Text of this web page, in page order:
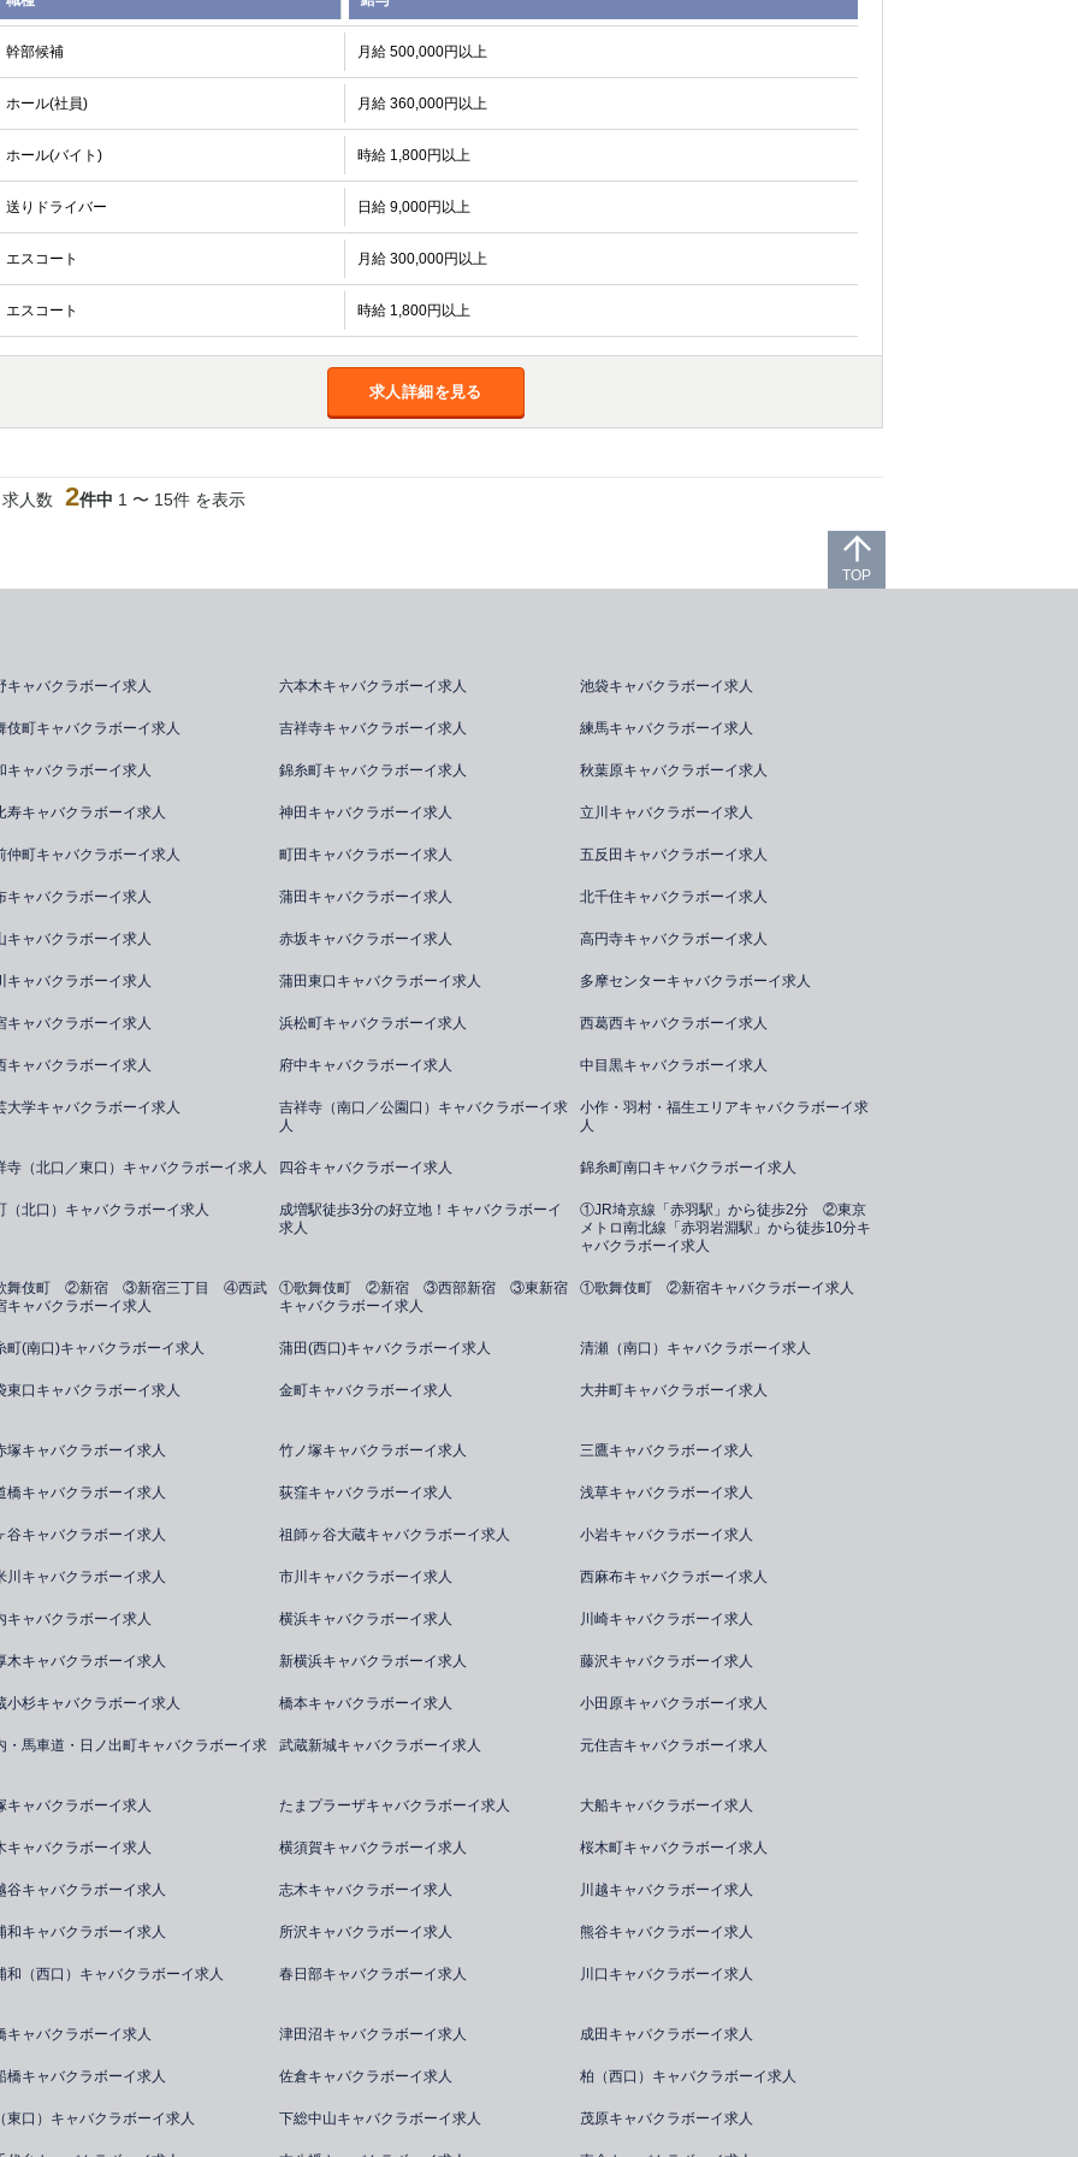
幹部候補 月給 500,000円以上
ホール(社員) 月給 360,000円以上
ホール(バイト) 時給 1,800円以上
送りドライバー 日給 9,000円以上
エスコート 月給 300,000円以上
エスコート 時給 1,800円以上
求人詳細を見る
人数 2件中 1 〜 15件 を表示
キャバクラボーイ求人 六本木キャバクラボーイ求人 池袋キャバクラボーイ求人
伎町キャバクラボーイ求人 吉祥寺キャバクラボーイ求人 練馬キャバクラボーイ求人
キャバクラボーイ求人 錦糸町キャバクラボーイ求人 秋葉原キャバクラボーイ求人
寿キャバクラボーイ求人 神田キャバクラボーイ求人 立川キャバクラボーイ求人
仲町キャバクラボーイ求人 町田キャバクラボーイ求人 五反田キャバクラボーイ求人
キャバクラボーイ求人 蒲田キャバクラボーイ求人 北千住キャバクラボーイ求人
キャバクラボーイ求人 赤坂キャバクラボーイ求人 高円寺キャバクラボーイ求人
キャバクラボーイ求人 蒲田東口キャバクラボーイ求人 多摩センターキャバクラボーイ求人
キャバクラボーイ求人 浜松町キャバクラボーイ求人 西葛西キャバクラボーイ求人
キャバクラボーイ求人 府中キャバクラボーイ求人 中目黒キャバクラボーイ求人
大学キャバクラボーイ求人
吉祥寺（南口／公園口）キャバクラボーイ求
人
小作・羽村・福生エリアキャバクラボーイ求
人
寺（北口／東口）キャバクラボーイ求人 四谷キャバクラボーイ求人 錦糸町南口キャバクラボーイ求人
（北口）キャバクラボーイ求人
成増駅徒歩3分の好立地！キャバクラボーイ
求人
①JR埼京線「赤羽駅」から徒歩2分 ②東京
メトロ南北線「赤羽岩淵駅」から徒歩10分キ
ャバクラボーイ求人
舞伎町 ②新宿 ③新宿三丁目 ④西武
キャバクラボーイ求人
①歌舞伎町 ②新宿 ③西部新宿 ③東新宿
キャバクラボーイ求人
①歌舞伎町 ②新宿キャバクラボーイ求人
町(南口)キャバクラボーイ求人 蒲田(西口)キャバクラボーイ求人 清瀬（南口）キャバクラボーイ求人
東口キャバクラボーイ求人 金町キャバクラボーイ求人 大井町キャバクラボーイ求人
塚キャバクラボーイ求人 竹ノ塚キャバクラボーイ求人 三鷹キャバクラボーイ求人
橋キャバクラボーイ求人 荻窪キャバクラボーイ求人 浅草キャバクラボーイ求人
谷キャバクラボーイ求人 祖師ヶ谷大蔵キャバクラボーイ求人 小岩キャバクラボーイ求人
川キャバクラボーイ求人 市川キャバクラボーイ求人 西麻布キャバクラボーイ求人
キャバクラボーイ求人 横浜キャバクラボーイ求人 川崎キャバクラボーイ求人
木キャバクラボーイ求人 新横浜キャバクラボーイ求人 藤沢キャバクラボーイ求人
小杉キャバクラボーイ求人 橋本キャバクラボーイ求人 小田原キャバクラボーイ求人
・馬車道・日ノ出町キャバクラボーイ求 武蔵新城キャバクラボーイ求人 元住吉キャバクラボーイ求人
キャバクラボーイ求人 たまプラーザキャバクラボーイ求人 大船キャバクラボーイ求人
キャバクラボーイ求人 横須賀キャバクラボーイ求人 桜木町キャバクラボーイ求人
谷キャバクラボーイ求人 志木キャバクラボーイ求人 川越キャバクラボーイ求人
和キャバクラボーイ求人 所沢キャバクラボーイ求人 熊谷キャバクラボーイ求人
和（西口）キャバクラボーイ求人 春日部キャバクラボーイ求人 川口キャバクラボーイ求人
キャバクラボーイ求人 津田沼キャバクラボーイ求人 成田キャバクラボーイ求人
橋キャバクラボーイ求人 佐倉キャバクラボーイ求人 柏（西口）キャバクラボーイ求人
東口）キャバクラボーイ求人 下総中山キャバクラボーイ求人 茂原キャバクラボーイ求人
TOP